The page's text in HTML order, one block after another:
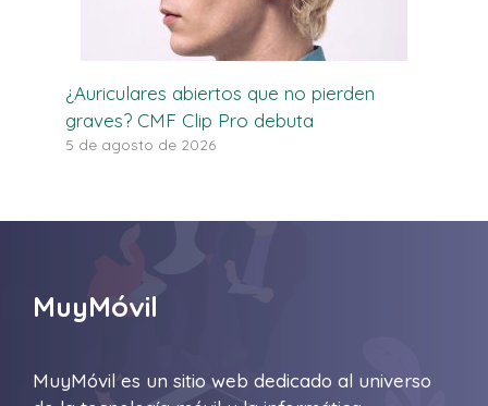
¿Auriculares abiertos que no pierden
graves? CMF Clip Pro debuta
5 de agosto de 2026
MuyMóvil
MuyMóvil es un sitio web dedicado al universo